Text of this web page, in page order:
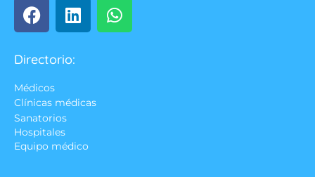
Directorio:
Médicos
Clínicas médicas
Sanatorios
Hospitales
Equipo médico